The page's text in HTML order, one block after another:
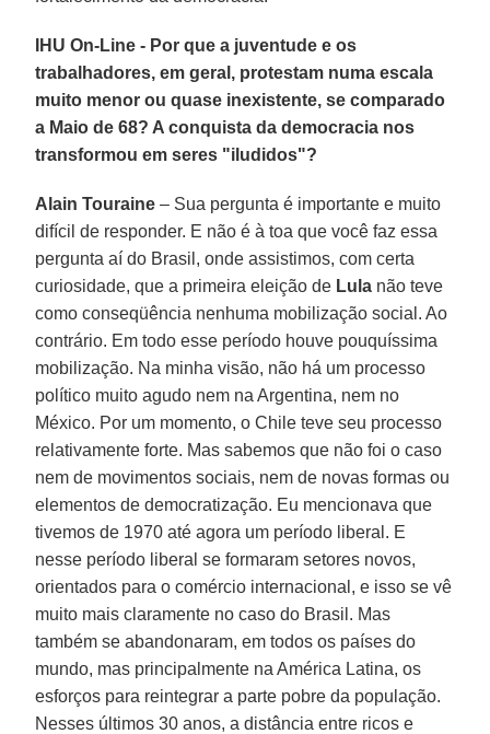
IHU On-Line - Por que a juventude e os
trabalhadores, em geral, protestam numa escala
muito menor ou quase inexistente, se comparado
a Maio de 68? A conquista da democracia nos
transformou em seres "iludidos"?
Alain Touraine – Sua pergunta é importante e muito
difícil de responder. E não é à toa que você faz essa
pergunta aí do Brasil, onde assistimos, com certa
curiosidade, que a primeira eleição de Lula não teve
como conseqüência nenhuma mobilização social. Ao
contrário. Em todo esse período houve pouquíssima
mobilização. Na minha visão, não há um processo
político muito agudo nem na Argentina, nem no
México. Por um momento, o Chile teve seu processo
relativamente forte. Mas sabemos que não foi o caso
nem de movimentos sociais, nem de novas formas ou
elementos de democratização. Eu mencionava que
tivemos de 1970 até agora um período liberal. E
nesse período liberal se formaram setores novos,
orientados para o comércio internacional, e isso se vê
muito mais claramente no caso do Brasil. Mas
também se abandonaram, em todos os países do
mundo, mas principalmente na América Latina, os
esforços para reintegrar a parte pobre da população.
Nesses últimos 30 anos, a distância entre ricos e